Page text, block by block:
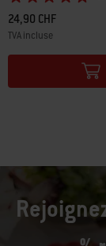
24,90 CHF
TVA incluse
Color Options